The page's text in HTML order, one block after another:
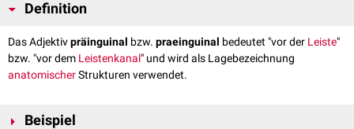
Definition
Das Adjektivpräinguinal bzw. praeinguinal bedeutet "vor der Leiste"
bzw. "vor dem Leistenkanal" und wird als Lagebezeichnung
anatomischerStrukturen verwendet.
Beispiel